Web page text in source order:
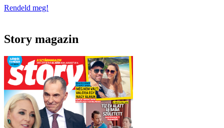
Rendeld meg!
Story magazin